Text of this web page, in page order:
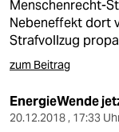
Menschenrecht-
Nebeneffekt dort
Strafvollzug
zum Beitrag
EnergieWende
20.12.2018 , 17:33